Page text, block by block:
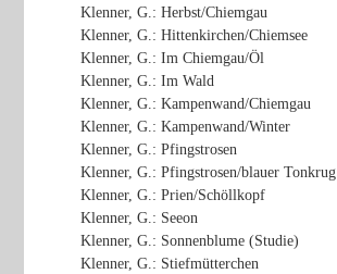
Klenner, G.: Herbst/Chiemgau
Klenner, G.: Hittenkirchen/Chiemsee
Klenner, G.: Im Chiemgau/Öl
Klenner, G.: Im Wald
Klenner, G.: Kampenwand/Chiemgau
Klenner, G.: Kampenwand/Winter
Klenner, G.: Pfingstrosen
Klenner, G.: Pfingstrosen/blauer Tonkrug
Klenner, G.: Prien/Schöllkopf
Klenner, G.: Seeon
Klenner, G.: Sonnenblume (Studie)
Klenner, G.: Stiefmütterchen